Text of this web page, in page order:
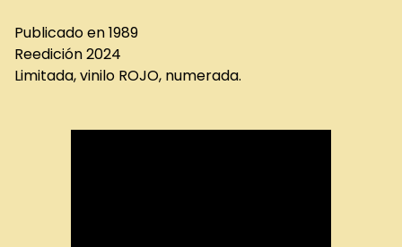
Publicado en 1989
Reedición 2024
Limitada, vinilo ROJO, numerada.